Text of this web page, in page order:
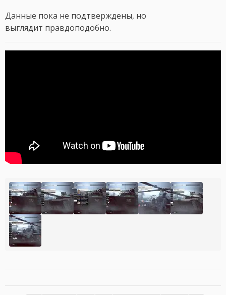
Данные пока не подтверждены, но
выглядит правдоподобно.